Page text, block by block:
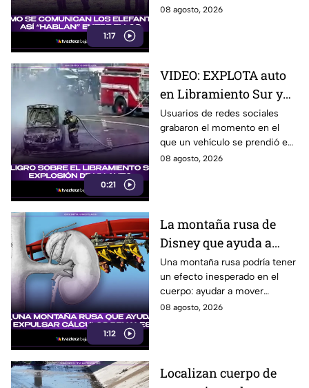
1:17
escuchar, ellos “hablan” de una
08 agosto, 2026
0:21
VIDEO: EXPLOTA auto
en Libramiento Sur y
ocasiona fuerte tráfico
en Tijuana este sábado;
cerca de 5 y 10
Usuarios de redes sociales
grabaron el momento en el
que un vehículo se prendió en
llamas sobre el Libramiento, lo
08 agosto, 2026
1:12
La montaña rusa de
Disney que ayuda a
expulsar cálculos
renales, según estudio
Una montaña rusa podría tener
un efecto inesperado en el
cuerpo: ayudar a mover
pequeños cálculos renales
08 agosto, 2026
Localizan cuerpo de